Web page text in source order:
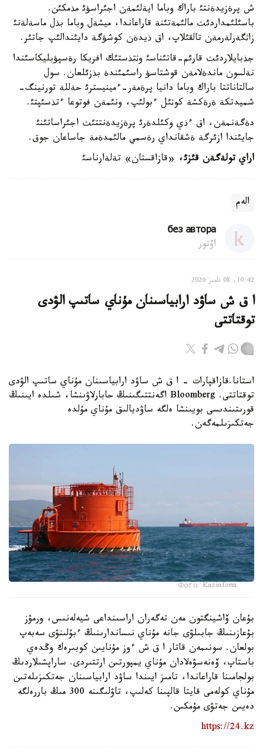
ش پرةزيدةنتئ باراك وباما ايةلئمةن اجئراسؤئ مذمكئن.
باسئلئمداردئث مالئمةتئنة قاراعاندا، ميشةل وباما بذل ماسةلةنئ
زاثگةرلةرمةن تالقئلاپ، اق ذيدةن كوشؤگة دايئندالئپ جاتئر.
جذبايلاردئث قارئم-قاتئناسئ وثتذستئك افريكا رةسپؤبليكاسئندا
نةلسون ماندةلامةن قوشتاسؤ راسئمئندة بذزئلعان. سول
سالتاناتتا باراك وباما دانيا پرةمةر-ءمينيسترئ حةللة تورنينگ-
شميدتكة ةرةكشة كوثئل ءبولئپ، ونئمةن فوتوعا ءتذسئپتئ.
دةگةنمةن، اق ءذي وكئلدةرئ پرةزيدةنتتئث اجئراساتئنئ
جايئندا ازئرگة ةشقانداي رةسمي مالئمدةمة جاساعان جوق.
اراي تولةگةن قئزئ، «قازاقستان» تةلةارناسئ
الەم
без автора
اۆتور
10:42, 08 تامىز 2026
ا ق ش ساۋد ارابياسىنان مۇناي ساتىپ الۋدى
توقتاتتى
استانا.قازاقپارات - ا ق ش ساۋد ارابياسىنان مۇناي ساتىپ الۋدى
توقتاتتى. Bloomberg اگەنتتىگىنىڭ حابارلاۋىنشا، شىلدە ايىنىڭ
قورىتىندىسى بويىنشا ەلگە ساۋديالىق مۇناي مۇلدە
جەتكىزىلمەگەن.
Фото: Kazinform
بۇعان ۆاشينگتون مەن تەگەران اراسىنداعى شيەلەنىس، ورمۋز
بۇعازىنىڭ جابىلۋى جانە مۇناي نىساندارىنىڭ ءبۇلىنۋى سەبەپ
بولعان. سونىمەن قاتار ا ق ش ءوز مۇنايىن كوبىرەك وڭدەي
باستاپ، ۆەنەسۋەلادان مۇناي يمپورتىن ارتتىردى. ساراپشىلاردىڭ
بولجامىنا قاراعاندا، تامىز ايىندا ساۋد ارابياسىنان جەتكىزىلەتىن
مۇناي كولەمى قايتا قالپىنا كەلىپ، تاۋلىگىنە 300 مىڭ باررەلگە
دەيىن جەتۋى مۇمكىن.
https://24.kz